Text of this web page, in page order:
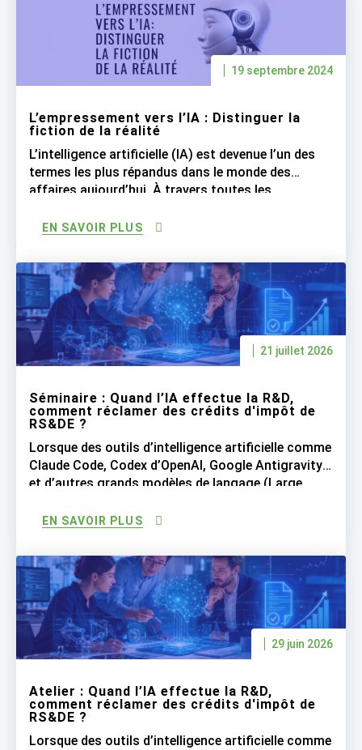
19 septembre 2024
L’empressement vers l’IA : Distinguer la
fiction de la réalité
L’intelligence artificielle (IA) est devenue l’un des
termes les plus répandus dans le monde des
affaires aujourd’hui. À travers toutes les
déclarer que leurs processus sont « basés sur l’IA
que l’IA soit une technologie révolutionnaire,
soyons réalistes quant à ce […]
EN SAVOIR PLUS
21 juillet 2026
Séminaire : Quand l’IA effectue la R&D,
comment réclamer des crédits d'impôt de
RS&DE ?
Lorsque des outils d’intelligence artificielle comme
Claude Code, Codex d’OpenAI, Google Antigravity
et d’autres grands modèles de langage (Large
partie du travail de programmation, les entreprises
de RS&DE pour les salaires des développeurs
logiciels qui supervisent désormais l’IA qui génère
le code […]
EN SAVOIR PLUS
29 juin 2026
Atelier : Quand l’IA effectue la R&D,
comment réclamer des crédits d'impôt de
RS&DE ?
Lorsque des outils d’intelligence artificielle comme